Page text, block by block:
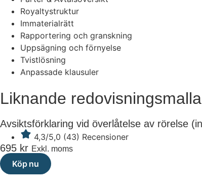
Royaltystruktur
Immaterialrätt
Rapportering och granskning
Uppsägning och förnyelse
Tvistlösning
Anpassade klausuler
Liknande
Avsiktsförklaring vid överlåtelse av rörelse
4,3/5,0 (43) Recensioner
695 kr Exkl. moms
Köp nu